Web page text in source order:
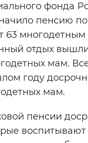
фонда
пенсию по
63 многодетным
отдых
мам.
году
мам.
пенсии
воспитывают